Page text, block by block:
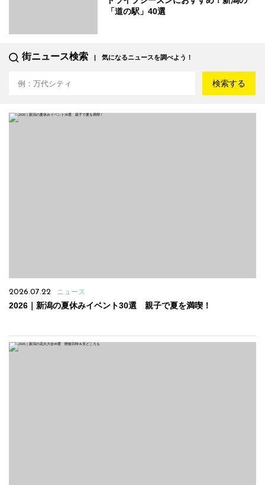
「道の駅」40選
街ニュース検索 気になるニュースを調べよう！
検索する
2026.07.22 ニュース
2026｜新潟の夏休みイベント30選 親子で夏を満喫！